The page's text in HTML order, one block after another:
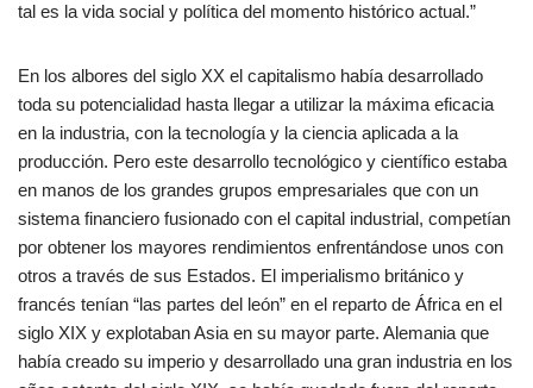
tal es la vida social y política del momento histórico actual.”
En los albores del siglo XX el capitalismo había desarrollado
toda su potencialidad hasta llegar a utilizar la máxima eficacia
en la industria, con la tecnología y la ciencia aplicada a la
producción. Pero este desarrollo tecnológico y científico estaba
en manos de los grandes grupos empresariales que con un
sistema financiero fusionado con el capital industrial, competían
por obtener los mayores rendimientos enfrentándose unos con
otros a través de sus Estados. El imperialismo británico y
francés tenían “las partes del león” en el reparto de África en el
siglo XIX y explotaban Asia en su mayor parte. Alemania que
había creado su imperio y desarrollado una gran industria en los